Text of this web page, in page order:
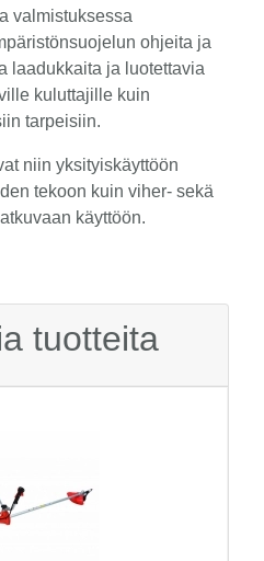
valmistuksessa
ohjeita ja
laadukkaita ja luotettavia
kuluttajille kuin
tarpeisiin.
niin yksityiskäyttöön
tekoon kuin viher- sekä
käyttöön.
tuotteita